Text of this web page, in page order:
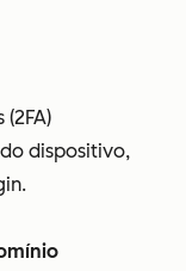
dispositivo,